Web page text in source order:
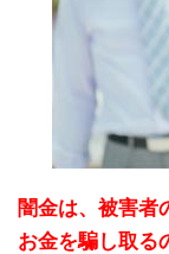
闇金は、被害者
お金を騙し取る